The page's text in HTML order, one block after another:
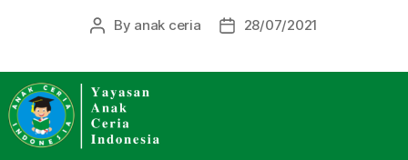
Post
By anak ceria
Post28/07/2021